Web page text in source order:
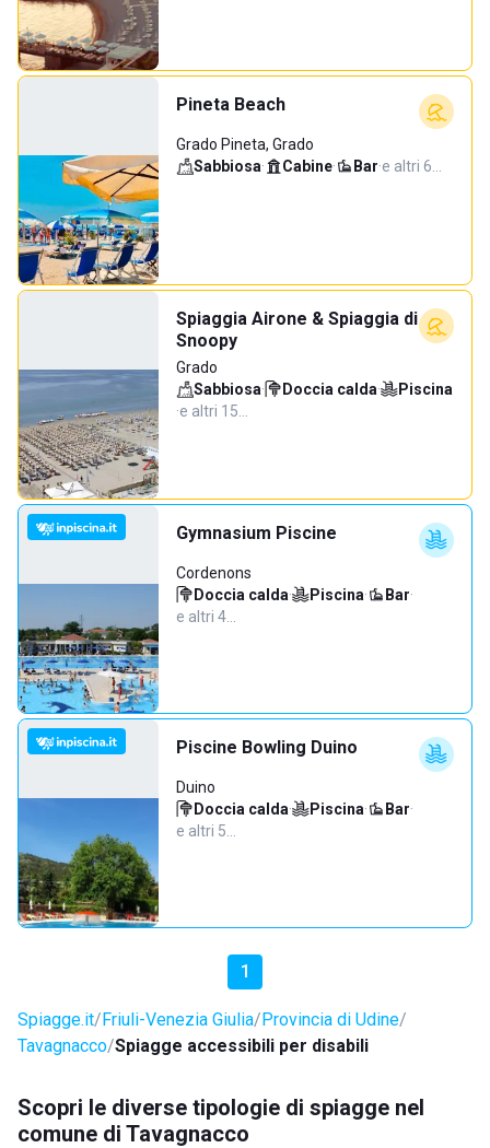
Pineta Beach
Grado Pineta, Grado
Sabbiosa· Cabine· Bar·e altri 6…
Spiaggia Airone & Spiaggia di
Snoopy
Grado
Sabbiosa· Doccia calda·
Piscina
·e altri 15…
Gymnasium Piscine
Cordenons
Doccia calda· Piscina· Bar·
e altri 4…
Piscine Bowling Duino
Duino
Doccia calda· Piscina· Bar·
e altri 5…
1
Spiagge.it Friuli-Venezia Giulia Provincia di Udine
Tavagnacco Spiagge accessibili per disabili
Scopri le diverse tipologie di spiagge nel
comune di Tavagnacco